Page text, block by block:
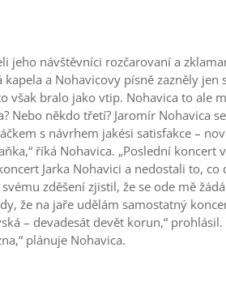
jeho návštěvníci rozčarovaní a
a Nohavicovy písně zazněly jen
bralo jako vtip. Nohavica to ale
Nebo někdo třetí? Jaromír Nohavica
s návrhem jakési satisfakce –
říká Nohavica. „Poslední koncert
Jarka Nohavici a nedostali to,
zděšení zjistil, že se ode mě
že na jaře udělám samostatný
– devadesát devět korun,“
plánuje Nohavica.